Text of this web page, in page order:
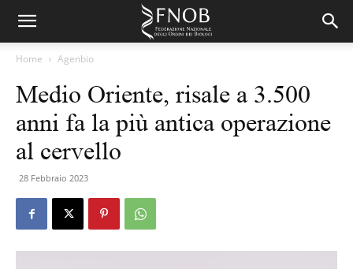
Home Agenbio
Medio Oriente, risale a 3.500
anni fa la più antica operazione
al cervello
28 Febbraio 2023